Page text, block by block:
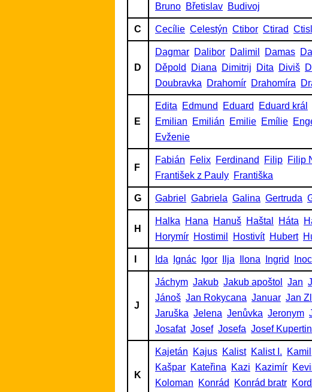
Bruno Břetislav Budivoj
C Cecílie Celestýn Ctibor Ctirad
D
Dagmar Dalibor Dalimil Damas
Děpold
Diana Dimitrij Dita Diviš
Doubravka
Drahomír Drahomíra
E
Edita Edmund Eduard Eduard král
Emilian
Emilián Emilie Emílie
Evženie
F
Fabián Felix Ferdinand Filip Filip
František z Pauly Františka
G Gabriel Gabriela Galina Gertruda
H
Halka Hana Hanuš Haštal Háta
Horymír Hostimil Hostivít Hubert
Ida Ignác Igor Ilja Ilona Ingrid
J
Jáchym Jakub Jakub apoštol Jan
Jánoš Jan Rokycana Januar Jan
Jaruška Jelena Jenůvka Jeronym
Josafat Josef Josefa Josef
K
Kajetán Kajus Kalist Kalist I. Kamil
Kašpar Kateřina Kazi Kazimír
Koloman
Konrád Konrád bratr